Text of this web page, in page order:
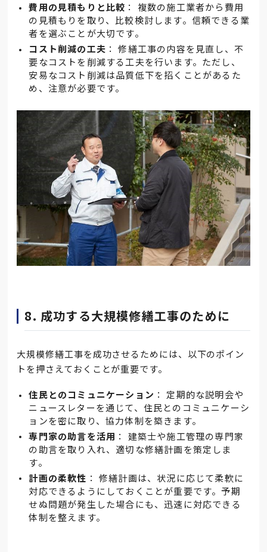
費用の見積もりと比較 ： 複数の施工業者から費用
の見積もりを取り、比較検討します。信頼できる業
者を選ぶことが大切です。
コスト削減の工夫 ： 修繕工事の内容を見直し、不
要なコストを削減する工夫を行います。ただし、
安易なコスト削減は品質低下を招くことがあるた
め、注意が必要です。
8. 成功する大規模修繕工事のために
大規模修繕工事を成功させるためには、以下のポイン
トを押さえておくことが重要です。
住民とのコミュニケーション ： 定期的な説明会や
ニュースレターを通じて、住民とのコミュニケーシ
ョンを密に取り、協力体制を築きます。
専門家の助言を活用 ： 建築士や施工管理の専門家
の助言を取り入れ、適切な修繕計画を策定しま
す。
計画の柔軟性 ： 修繕計画は、状況に応じて柔軟に
対応できるようにしておくことが重要です。予期
せぬ問題が発生した場合にも、迅速に対応できる
体制を整えます。